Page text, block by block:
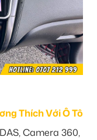
Thích Với Ô Tô
Camera 360,